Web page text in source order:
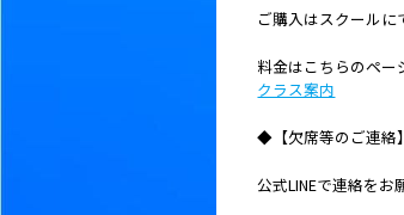
ご購入はスクールに
料金はこちらのペー
クラス案内
◆【欠席等のご連絡】
公式LINEで連絡をお